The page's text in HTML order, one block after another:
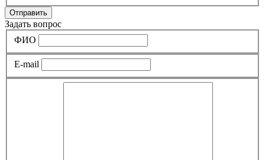
Отправить
Задать вопрос
ФИО
E-mail